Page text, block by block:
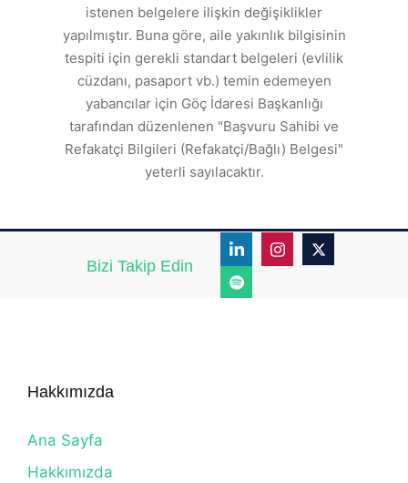
istenen belgelere ilişkin değişiklikler
yapılmıştır. Buna göre, aile yakınlık bilgisinin
tespiti için gerekli standart belgeleri (evlilik
cüzdanı, pasaport vb.) temin edemeyen
yabancılar için Göç İdaresi Başkanlığı
tarafından düzenlenen "Başvuru Sahibi ve
Refakatçi Bilgileri (Refakatçi/Bağlı) Belgesi"
yeterli sayılacaktır.
Bizi Takip Edin
Hakkımızda
Ana Sayfa
Hakkımızda